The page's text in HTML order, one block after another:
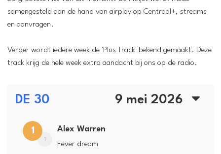
samengesteld aan de hand van airplay op Centraal+, streams
en aanvragen.
Verder wordt iedere week de 'Plus Track' bekend gemaakt. Deze
track krijg de hele week extra aandacht bij ons op de radio.
DE 30 9 mei 2026
1
1
Alex Warren
Fever dream